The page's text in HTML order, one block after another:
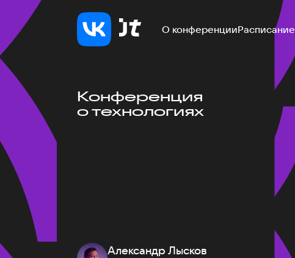
О конференцииРасписание
Конференция
о технологиях
Александр Лысков